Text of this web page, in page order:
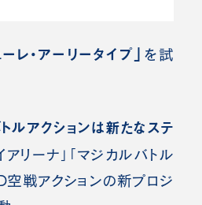
レ・アーリータイプ」 を試
ルアクションは新たなステ
アリーナ」「マジカルバトル
空戦アクションの新プロジ